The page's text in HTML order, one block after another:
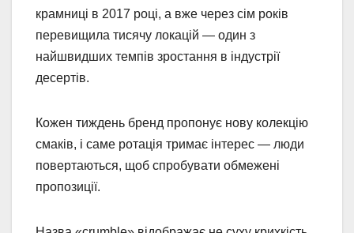
крамниці в 2017 році, а вже через сім років
перевищила тисячу локацій — один з
найшвидших темпів зростання в індустрії
десертів.
Кожен тиждень бренд пропонує нову колекцію
смаків, і саме ротація тримає інтерес — люди
повертаються, щоб спробувати обмежені
пропозиції.